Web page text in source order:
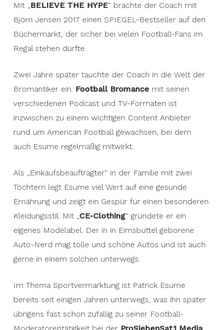
Mit „BELIEVE THE HYPE“ brachte der Coach mit
Björn Jensen 2017 einen SPIEGEL-Bestseller auf den
Büchermarkt, der sicher bei vielen Football-Fans im
Regal stehen dürfte.
Zwei Jahre später tauchte der Coach in die Welt der
Bromantiker ein. Football Bromancemit seinen
verschiedenen Podcast und TV-Formaten ist
inzwischen zu einem wichtigen Content Anbieter
rund um American Football gewachsen, bei dem
auch Esume regelmäßig mitwirkt.
Als „Einkaufsbeauftragter“ in der Familie mit zwei
Töchtern legt Esume viel Wert auf eine gesunde
Ernährung und zeigt ein Gespür für einen besonderen
Kleidungsstil. Mit „CE-Clothing“ gründete er ein
eigenes Modelabel. Der in in Eimsbüttel geborene
Auto-Nerd mag tolle und schöne Autos und ist auch
gerne in einem solchen unterwegs.
Im Thema Sportvermarktung ist Patrick Esume
bereits seit einigen Jahren unterwegs, was ihn später
übrigens fast schon zufällig zu seiner Football-